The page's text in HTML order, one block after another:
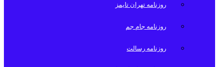
روزنامه تهران تایمز
روزنامه جام جم
روزنامه رسالت